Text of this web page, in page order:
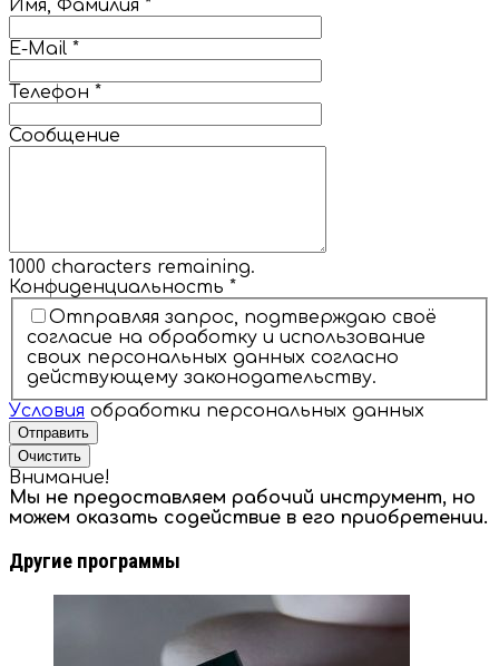
Имя, Фамилия *
E-Mail *
Телефон *
Сообщение
1000 characters remaining.
Конфиденциальность *
Отправляя запрос, подтверждаю своё
согласие на обработку и использование
своих персональных данных согласно
действующему законодательству.
Условия обработки персональных данных
Отправить
Очистить
Внимание!
Мы не предоставляем рабочий инструмент, но
можем оказать содействие в его приобретении.
Другие программы